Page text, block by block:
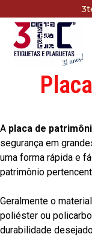
A placa de
segurança em
uma forma rápida e
patrimônio
Geralmente o
poliéster ou
durabilidade